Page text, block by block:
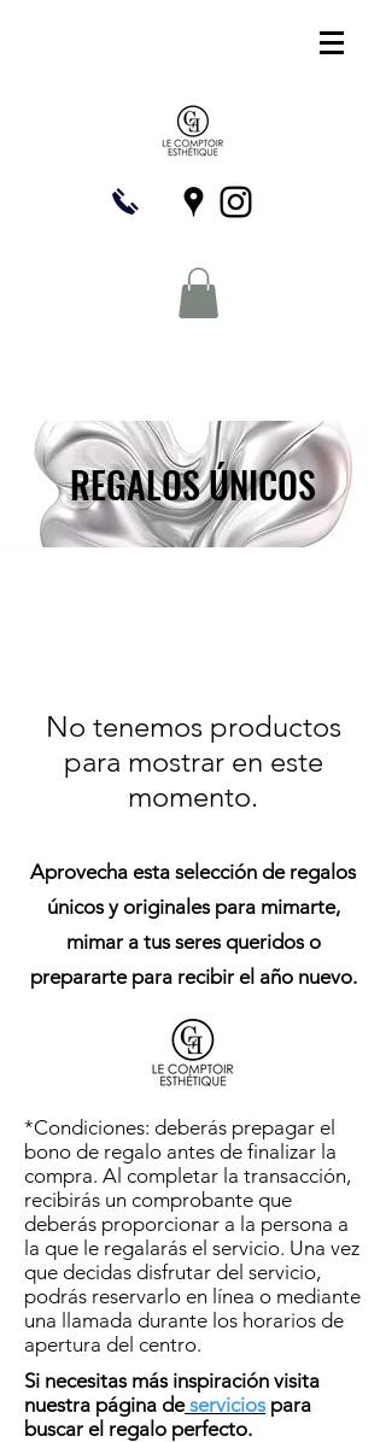
REGALOS ÚNICOS
No tenemos productos
para mostrar en este
momento.
Aprovecha esta selección de regalos
únicos y originales para mimarte,
mimar a tus seres queridos o
prepararte para recibir el año nuevo.
*Condiciones: deberás prepagar el
bono de regalo antes de finalizar la
compra. Al completar la transacción,
recibirás un comprobante que
deberás proporcionar a la persona a
la que le regalarás el servicio. Una vez
que decidas disfrutar del servicio,
podrás reservarlo en línea o mediante
una llamada durante los horarios de
apertura del centro.
Si necesitas más inspiración visita
nuestra página de servicios para
buscar el regalo perfecto.